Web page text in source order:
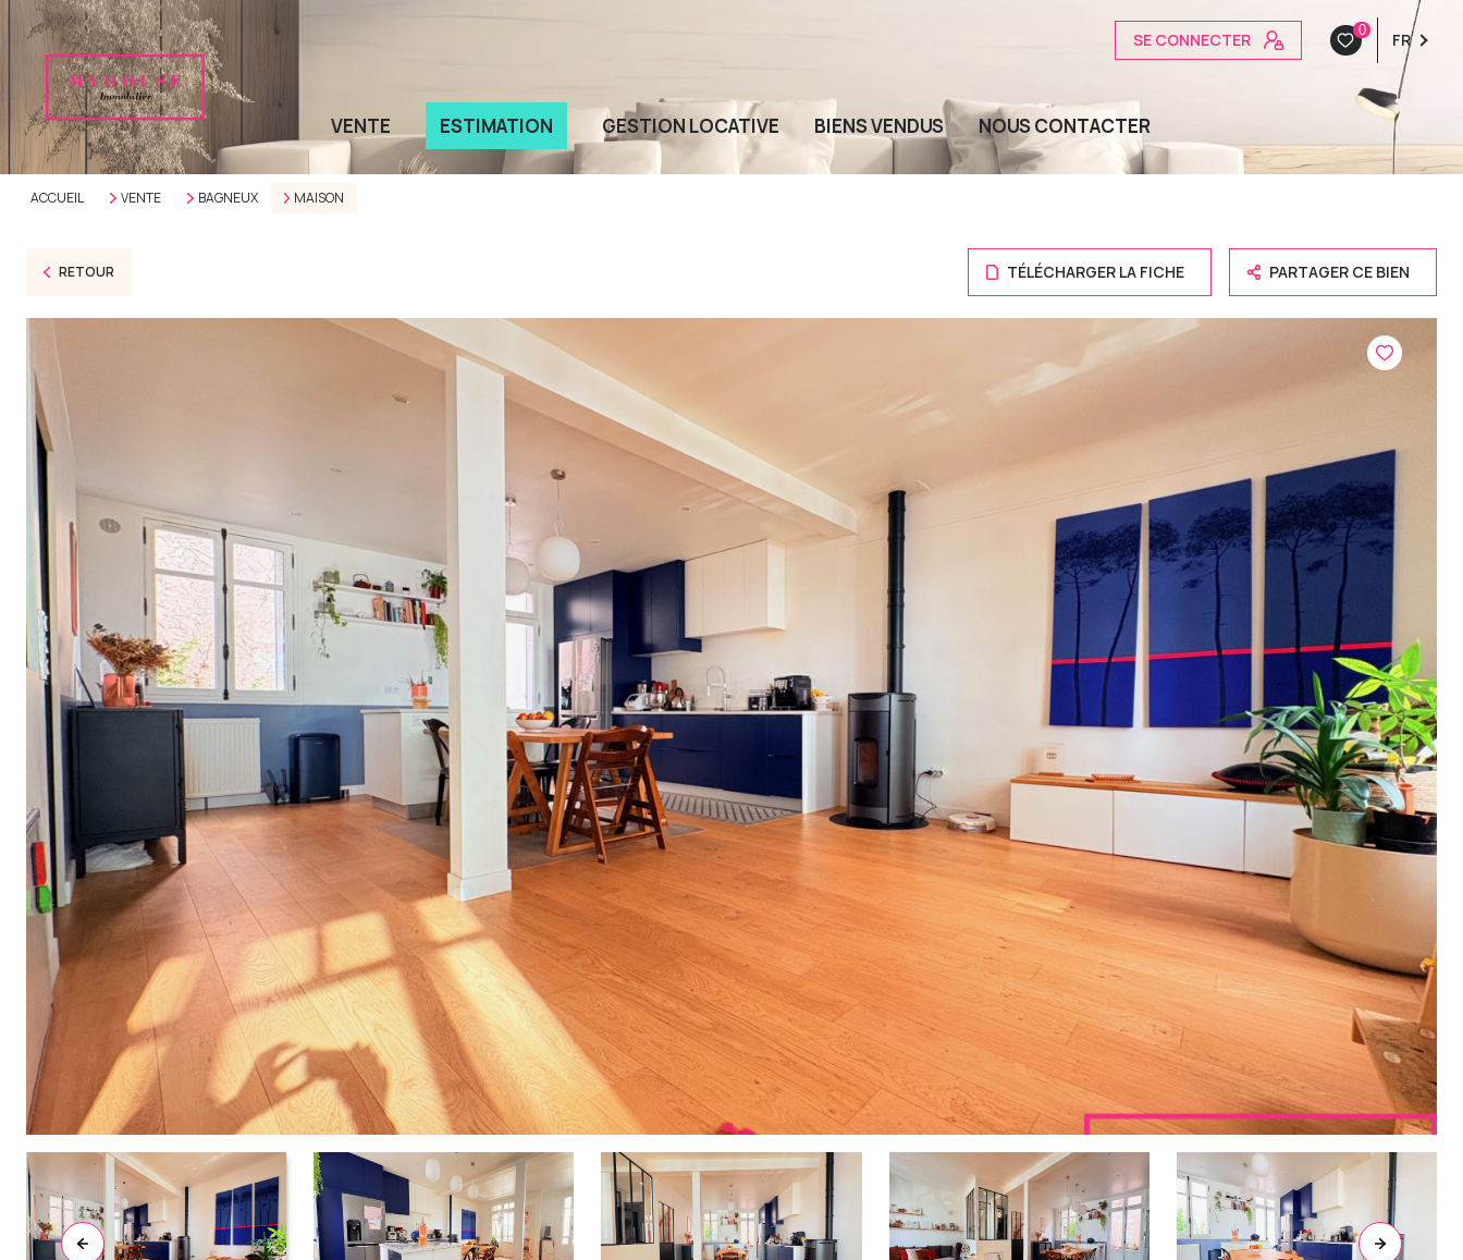
SE CONNECTER 0 FR
VENTE ESTIMATION GESTION LOCATIVE BIENS VENDUS NOUS CONTACTER
ACCUEIL VENTE BAGNEUX MAISON
RETOUR TÉLÉCHARGER LA FICHE PARTAGER CE BIEN